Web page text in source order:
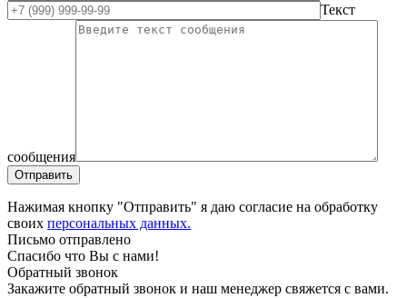
Текст
сообщения
Нажимая кнопку "Отправить" я даю согласие на обработку
своих персональных данных.
Письмо отправлено
Спасибо что Вы с нами!
Обратный звонок
Закажите обратный звонок и наш менеджер свяжется с вами.